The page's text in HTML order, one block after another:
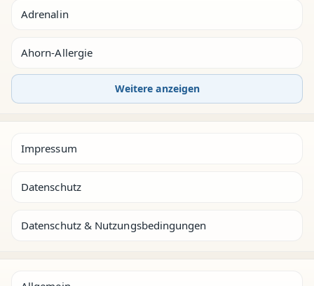
Adrenalin
Ahorn-Allergie
Weitere anzeigen
Impressum
Datenschutz
Datenschutz & Nutzungsbedingungen